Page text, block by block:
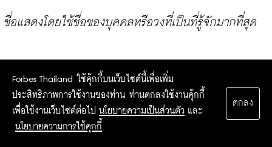
ชื่อแสดงโดยใช้ชื่อของบุคคลหรือวงที่เป็นที่รู้จักมากที่สุด
รวมทั้งมีการระบุชื่อจริงในกรณีส่วนใหญ่ของคนดังที่เป็น
รายบุคคล ขณะที่ในส่วนของวงดนตรีได้มีการระบุชื่อ
Forbes Thailand ใช้คุ้กกี้บนเว็บไซต์นี้เพื่อเพิ่ม
ประสิทธิภาพการใช้งานของท่าน ท่านตกลงใช้งานคุ้กกี้
เพื่อใช้งานเว็บไซต์ต่อไป นโยบายความเป็นส่วนตัว และ
นโยบายความการใช้คุกกี้
ตกลง